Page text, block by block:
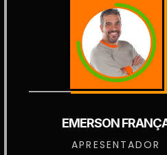
EMERSON
APRESENTADOR